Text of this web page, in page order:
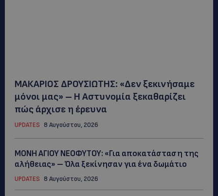
ΜΑΚΑΡΙΟΣ ΔΡΟΥΣΙΩΤΗΣ: «Δεν ξεκινήσαμε
μόνοι μας» – Η Αστυνομία ξεκαθαρίζει
πώς άρχισε η έρευνα
UPDATES 8 Αυγούστου, 2026
ΜΟΝΗ ΑΓΙΟΥ ΝΕΟΦΥΤΟΥ: «Για αποκατάσταση της
αλήθειας» – Όλα ξεκίνησαν για ένα δωμάτιο
UPDATES 8 Αυγούστου, 2026